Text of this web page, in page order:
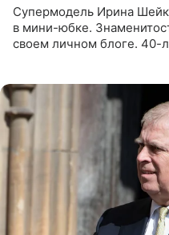
Супермодель Ирина
в мини-юбке.
своем личном блоге. 40-